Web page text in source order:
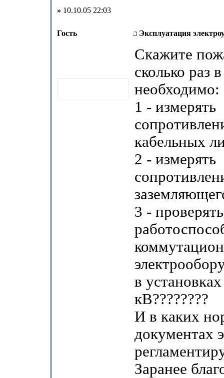
» 10.10.05 22:03
Гость Эксплуатация
Скажите
сколько раз
необходимо:
1 - измерять
кабельных
2 - измерять
3 - проверять
в
кВ????????
И в каких
документах
Заранее